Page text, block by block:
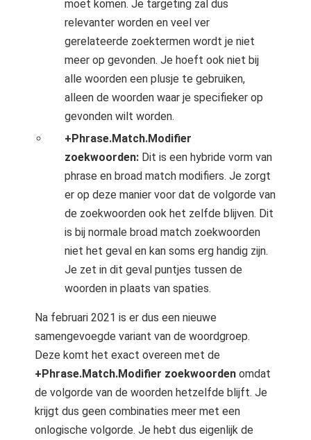
moet komen. Je targeting zal dus
relevanter worden en veel ver
gerelateerde zoektermen wordt je niet
meer op gevonden. Je hoeft ook niet bij
alle woorden een plusje te gebruiken,
alleen de woorden waar je specifieker op
gevonden wilt worden.
+Phrase.Match.Modifier
zoekwoorden: Dit is een hybride vorm van
phrase en broad match modifiers. Je zorgt
er op deze manier voor dat de volgorde van
de zoekwoorden ook het zelfde blijven. Dit
is bij normale broad match zoekwoorden
niet het geval en kan soms erg handig zijn.
Je zet in dit geval puntjes tussen de
woorden in plaats van spaties.
Na februari 2021 is er dus een nieuwe
samengevoegde variant van de woordgroep.
Deze komt het exact overeen met de
+Phrase.Match.Modifier zoekwoorden omdat
de volgorde van de woorden hetzelfde blijft. Je
krijgt dus geen combinaties meer met een
onlogische volgorde. Je hebt dus eigenlijk de